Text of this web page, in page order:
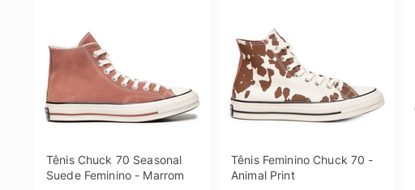
Tênis Chuck 70 Seasonal
Suede Feminino - Marrom
Tênis Feminino Chuck 70 -
Animal Print